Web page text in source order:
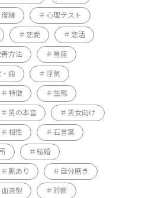
復縁 心理テスト
恋愛 恋活
善方法 星座
・曲 浮気
特徴 生態
男の本音 男女向け
相性 石言葉
結婚
脈あり 自分磨き
血液型 診断